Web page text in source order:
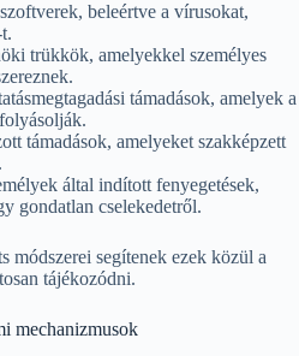
beleértve a vírusokat,
trükkök, amelyekkel személyes
támadások, amelyek a
támadások, amelyeket szakképzett
által indított fenyegetések,
gondatlan cselekedetről.
módszerei segítenek ezek közül a
tájékozódni.
mechanizmusok